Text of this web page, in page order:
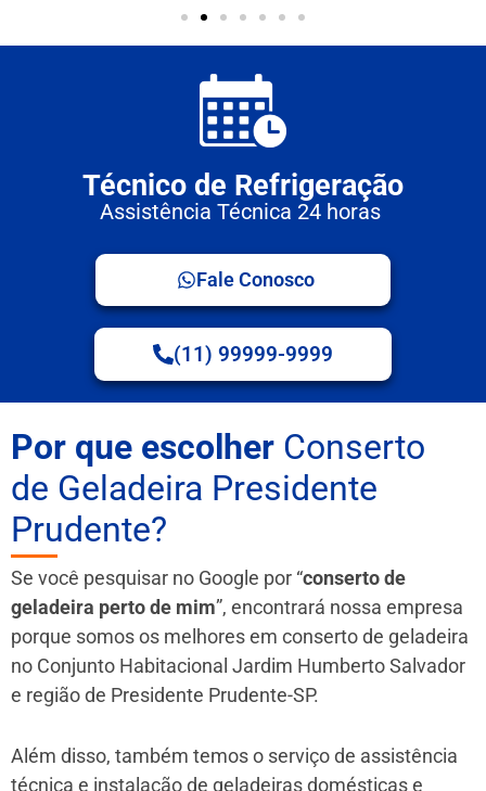
Técnico de Refrigeração
Assistência Técnica 24 horas
Fale Conosco
(11) 99999-9999
Por que escolher Conserto
de Geladeira Presidente
Prudente?
Se você pesquisar no Google por “conserto de
geladeira perto de mim”, encontrará nossa empresa
porque somos os melhores em conserto de geladeira
no Conjunto Habitacional Jardim Humberto Salvador
e região de Presidente Prudente-SP.
Além disso, também temos o serviço de assistência
técnica e instalação de geladeiras domésticas e